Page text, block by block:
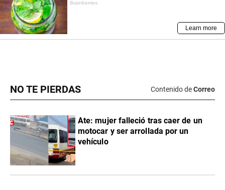
NO TE PIERDAS Contenido deCorreo
Ate: mujer falleció tras caer de un
motocar y ser arrollada por un
vehículo